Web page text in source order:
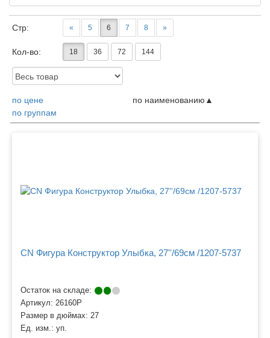
Стр: « 5 6 7 8 »
Кол-во: 18 36 72 144
Доступность:
по цене
по наименованию
по группам
CN Фигура Конструктор Улыбка, 27''/69см /1207-5737
Остаток на складе:
Артикул: 26160P
Размер в дюймах: 27
Ед. изм.: уп.